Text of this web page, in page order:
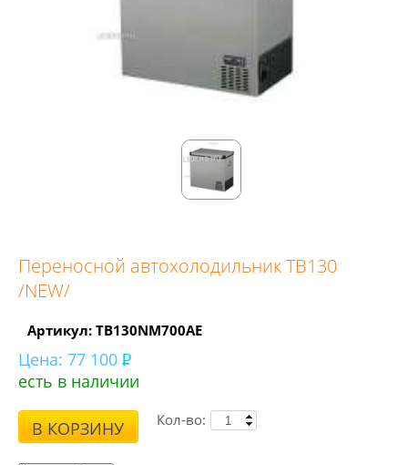
Переносной автохолодильник TB130
/NEW/
Артикул: TB130NM700AE
Цена: 77 100
есть в наличии
В КОРЗИНУ Кол-во: